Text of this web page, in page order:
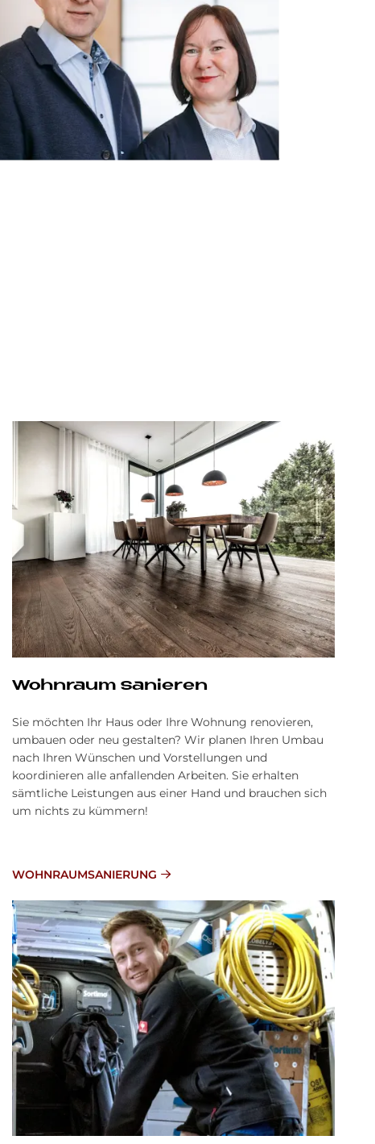
Wohnraum sanieren
Sie möchten Ihr Haus oder Ihre Wohnung renovieren,
umbauen oder neu gestalten? Wir planen Ihren Umbau
nach Ihren Wünschen und Vorstellungen und
koordinieren alle anfallenden Arbeiten. Sie erhalten
sämtliche Leistungen aus einer Hand und brauchen sich
um nichts zu kümmern!
WOHNRAUMSANIERUNG